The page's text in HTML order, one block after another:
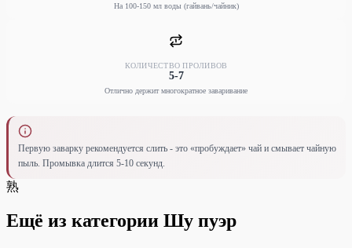
На 100-150 мл воды (гайвань/чайник)
КОЛИЧЕСТВО ПРОЛИВОВ
5-7
Отлично держит многократное заваривание
Первую заварку рекомендуется слить - это «пробуждает» чай и смывает чайную
пыль. Промывка длится 5-10 секунд.
熟
Ещё из категории Шу пуэр